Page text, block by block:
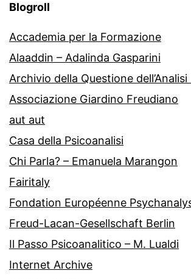
Blogroll
Accademia per la Formazione
Alaaddin – Adalinda Gasparini
Archivio della Questione dell’Analisi
Associazione Giardino Freudiano
aut aut
Casa della Psicoanalisi
Chi Parla? – Emanuela Marangon
Fairitaly
Fondation Européenne
Freud-Lacan-Gesellschaft Berlin
Il Passo Psicoanalitico – M. Lualdi
Internet Archive